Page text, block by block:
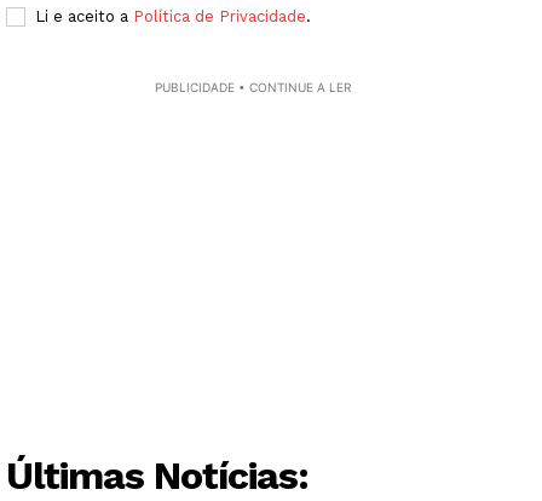
Li e aceito a Política de Privacidade.
PUBLICIDADE • CONTINUE A LER
Últimas Notícias: